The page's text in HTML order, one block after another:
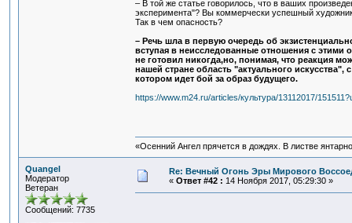
– В той же статье говорилось, что в ваших
эксперимента"? Вы коммерчески успешный
Так в чем опасность?
– Речь шла в первую очередь об
вступая в неисследованные отношения с этими
не готовил никогда,но, понимая, что реакция
нашей стране область "актуального
котором идет бой за образ будущего.
https://www.m24.ru/articles/культура/13112017/
«Осенний Ангел прячется в дождях. В листве
Quangel
Модератор
Ветеран
Сообщений: 7735
Re: Вечный Огонь Эры Мирового
« Ответ #42 : 14 Ноября 2017, 05:29:30 »